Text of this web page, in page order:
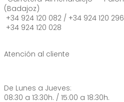
(Badajoz)
+34 924 120 082 / +34 924 120 296
+34 924 120 028
Atención al cliente
De Lunes a Jueves:
08:30 a 13:30h. / 15:00 a 18:30h.